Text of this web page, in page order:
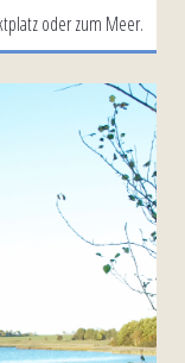
oder zum Meer.